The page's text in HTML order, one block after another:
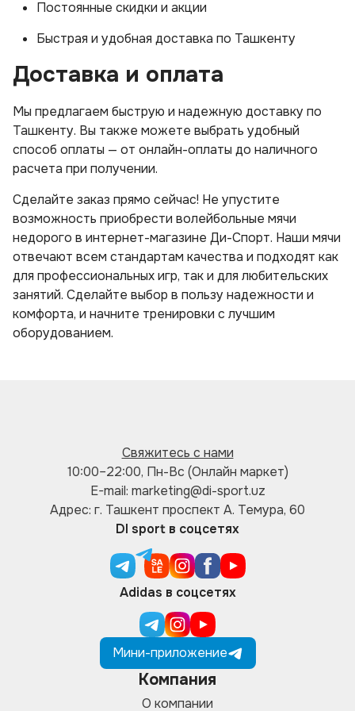
Постоянные скидки и акции
Быстрая и удобная доставка по Ташкенту
Доставка и оплата
Мы предлагаем быструю и надежную доставку по
Ташкенту. Вы также можете выбрать удобный
способ оплаты — от онлайн-оплаты до наличного
расчета при получении.
Сделайте заказ прямо сейчас! Не упустите
возможность приобрести волейбольные мячи
недорого в интернет-магазине Ди-Спорт. Наши мячи
отвечают всем стандартам качества и подходят как
для профессиональных игр, так и для любительских
занятий. Сделайте выбор в пользу надежности и
комфорта, и начните тренировки с лучшим
оборудованием.
Свяжитесь с нами
10:00–22:00, Пн-Вс (Онлайн маркет)
E-mail: marketing@di-sport.uz
Адрес: г. Ташкент проспект А. Темура, 60
DI sport в соцсетях
Adidas в соцсетях
Мини-приложение
Компания
О компании